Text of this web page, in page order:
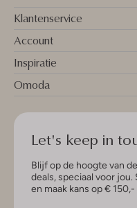
Klantenservice
Account
Inspiratie
Omoda
Let's keep in
Blijf op de hoogte van
deals, speciaal voor
en maak kans op €